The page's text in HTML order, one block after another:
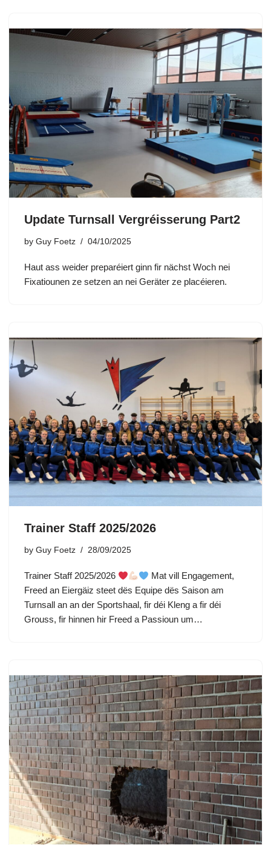
Update Turnsall Vergréisserung Part2
by Guy Foetz 04/10/2025
Haut ass weider preparéiert ginn fir nächst Woch nei
Fixatiounen ze setzen an nei Geräter ze placéieren.
Trainer Staff 2025/2026
by Guy Foetz 28/09/2025
Trainer Staff 2025/2026
Mat vill Engagement,
Freed an Eiergäiz steet dës Equipe dës Saison am
Turnsall an an der Sportshaal, fir déi Kleng a fir déi
Grouss, fir hinnen hir Freed a Passioun um…